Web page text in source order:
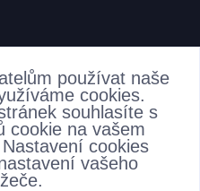
používat naše
cookies.
souhlasíte s
cookie na vašem
cookies
vašeho